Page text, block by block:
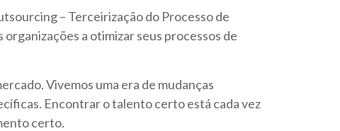
– Terceirização do Processo de
a otimizar seus processos de
Vivemos uma era de mudanças
Encontrar o talento certo está cada vez
certo.